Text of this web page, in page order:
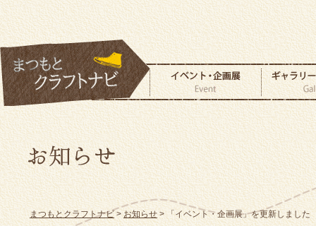
まつもとクラフトナビ>お知らせ> 「イベント・企画展」を更新しました